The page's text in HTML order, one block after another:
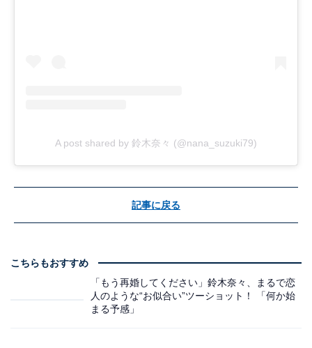
A post shared by 鈴木奈々 (@nana_suzuki79)
記事に戻る
こちらもおすすめ
「もう再婚してください」鈴木奈々、まるで恋
人のような“お似合い”ツーショット！ 「何か始
まる予感」